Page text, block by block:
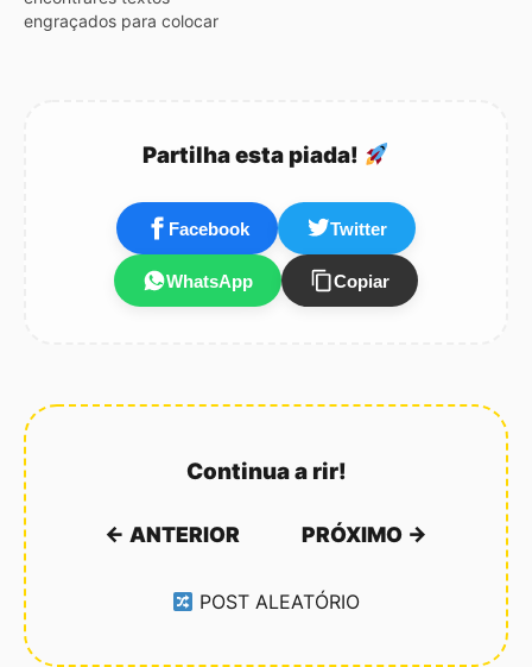
solicitada, porque por
engraçados para colocar
género. A melhor maneira
frases para colocar no
Partilha esta piada!
Facebook Twitter
WhatsApp Copiar
Continua a rir!
← ANTERIOR PRÓXIMO →
POST ALEATÓRIO